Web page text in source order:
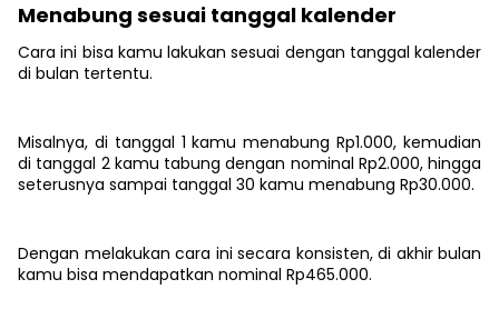
Menabung sesuai tanggal kalender
Cara ini bisa kamu lakukan sesuai dengan tanggal kalender
di bulan tertentu.
Misalnya, di tanggal 1 kamu menabung Rp1.000, kemudian
di tanggal 2 kamu tabung dengan nominal Rp2.000, hingga
seterusnya sampai tanggal 30 kamu menabung Rp30.000.
Dengan melakukan cara ini secara konsisten, di akhir bulan
kamu bisa mendapatkan nominal Rp465.000.